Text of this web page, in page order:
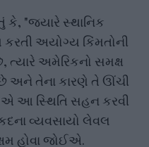
કે, "જ્યારે સ્થાનિક
અયોગ્ય કિંમતોની
અમેરિકનો સમક્ષ
અને તેના કારણે તે ઊંચી
આ સ્થિતિ સહન કરવી
વ્યવસાયો લેવલ
હોવા જોઈએ.